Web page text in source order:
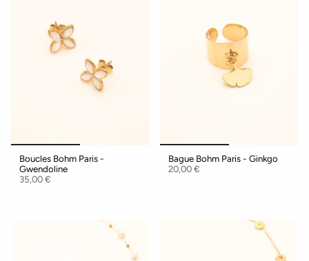
Boucles Bohm Paris -
Gwendoline
35,00 €
Bague Bohm Paris - Ginkgo
20,00 €